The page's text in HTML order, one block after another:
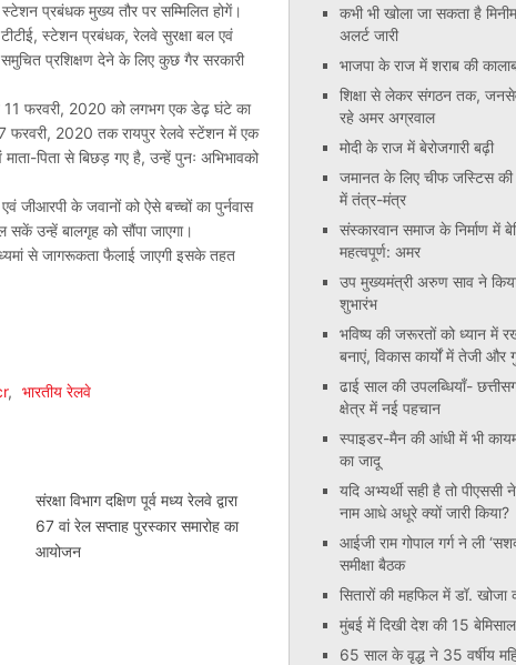
प्रबंधक मुख्य तौर पर सम्मिलित होगें।
टीटीई, स्टेशन प्रबंधक, रेलवे सुरक्षा बल एवं
प्रशिक्षण देने के लिए कुछ गैर सरकारी
11 फरवरी, 2020 को लगभग एक डेढ़ घंटे का
फरवरी, 2020 तक रायपुर रेलवे स्टेंशन में एक
पिता से बिछड़ गए है, उन्हें पुनः अभिभावको
जीआरपी के जवानों को ऐसे बच्चों का पुर्नवास
सकें उन्हें बालगृह को सौंपा जाएगा।
से जागरूकता फैलाई जाएगी इसके तहत
, भारतीय रेलवे
संरक्षा विभाग दक्षिण पूर्व मध्य रेलवे द्वारा
67 वां रेल सप्ताह पुरस्कार समारोह का
आयोजन
कभी भी खोला जा सकता है
अलर्ट जारी
भाजपा के राज में शराब की
शिक्षा से लेकर संगठन तक,
रहे अमर अग्रवाल
मोदी के राज में बेरोजगारी बढ़ी
जमानत के लिए चीफ जस्टिस की
में तंत्र-मंत्र
संस्कारवान समाज के निर्माण में
महत्वपूर्ण: अमर
उप मुख्यमंत्री अरुण साव ने किया
शुभारंभ
भविष्य की जरूरतों को ध्यान में
बनाएं, विकास कार्यों में तेजी और
ढाई साल की उपलब्धियाँ-
क्षेत्र में नई पहचान
स्पाइडर-मैन की आंधी में भी कायम
का जादू
यदि अभ्यर्थी सही है तो पीएससी
नाम आधे अधूरे क्यों जारी किया?
आईजी राम गोपाल गर्ग ने ली
समीक्षा बैठक
सितारों की महफिल में डॉ. खोजा
मुंबई में दिखी देश की 15 बेमिसाल
65 साल के वृद्ध ने 35 वर्षीय